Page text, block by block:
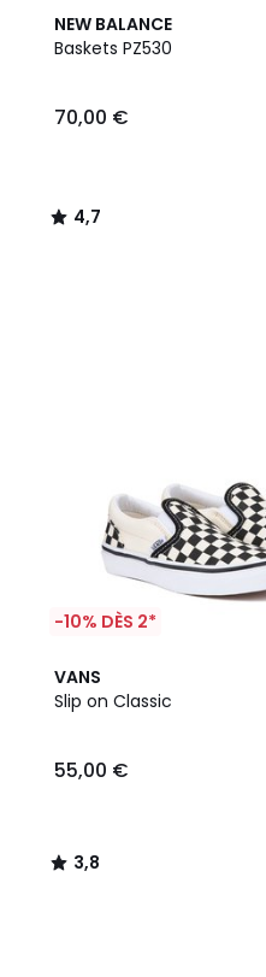
NEW BALANCE
Baskets PZ530
70,00 €
4,7
/ 5
4,7
/
-10% DÈS 2*
VANS
Slip on Classic
55,00 €
3,8
/ 5
3,8
/